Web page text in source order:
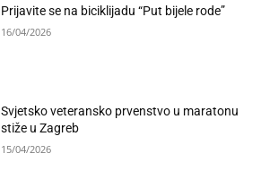
Prijavite se na biciklijadu “Put bijele rode”
16/04/2026
Svjetsko veteransko prvenstvo u maratonu
stiže u Zagreb
15/04/2026